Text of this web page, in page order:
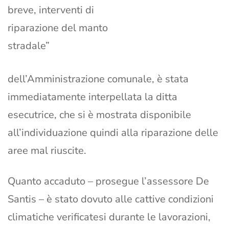
breve, interventi di
riparazione del manto
stradale”
dell’Amministrazione comunale, è stata
immediatamente interpellata la ditta
esecutrice, che si è mostrata disponibile
all’individuazione quindi alla riparazione delle
aree mal riuscite.
Quanto accaduto – prosegue l’assessore De
Santis – è stato dovuto alle cattive condizioni
climatiche verificatesi durante le lavorazioni,